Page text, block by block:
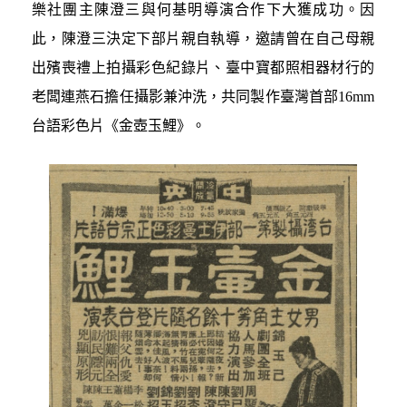
樂社團主陳澄三與何基明導演合作下大獲成功。因
此，陳澄三決定下部片親自執導，邀請曾在自己母親
出殯喪禮上拍攝彩色紀錄片、臺中寶都照相器材行的
老闆連燕石擔任攝影兼沖洗，共同製作臺灣首部16mm
台語彩色片《金壺玉鯉》。